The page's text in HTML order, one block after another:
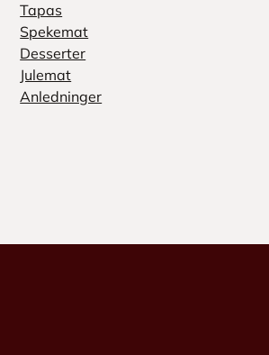
Tapas
Spekemat
Desserter
Julemat
Anledninger